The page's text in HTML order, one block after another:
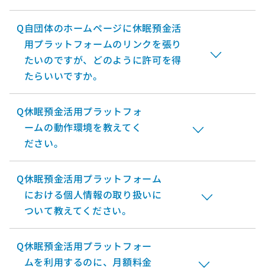
Q自団体のホームページに休眠預金活
用プラットフォームのリンクを張り
たいのですが、どのように許可を得
たらいいですか。
Q休眠預金活用プラットフォ
ームの動作環境を教えてく
ださい。
Q休眠預金活用プラットフォーム
における個人情報の取り扱いに
ついて教えてください。
Q休眠預金活用プラットフォー
ムを利用するのに、月額料金